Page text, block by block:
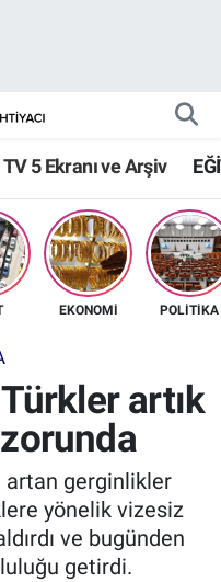
TV 5 Ekranı ve Arşiv
EKONOMİ POLİTİKA
artık
artan gerginlikler
yönelik vizesiz
ve bugünden
getirdi.